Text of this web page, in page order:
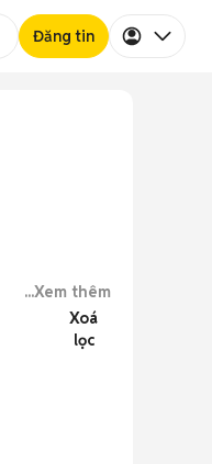
Đăng tin
...Xem thêm
Xoá
lọc